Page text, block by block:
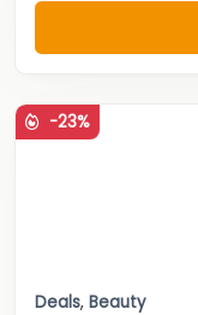
-23%
Deals, Beauty